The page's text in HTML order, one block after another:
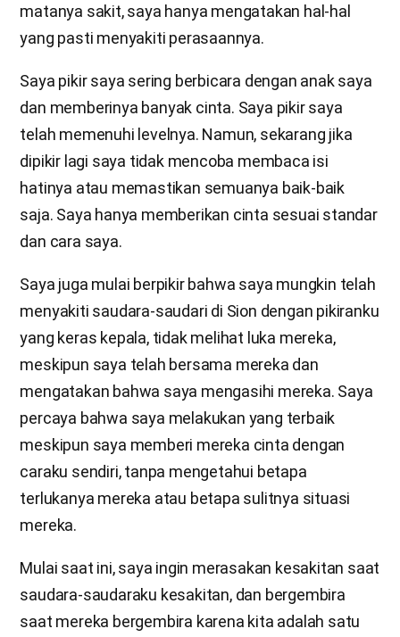
matanya sakit, saya hanya mengatakan hal-hal
yang pasti menyakiti perasaannya.
Saya pikir saya sering berbicara dengan anak saya
dan memberinya banyak cinta. Saya pikir saya
telah memenuhi levelnya. Namun, sekarang jika
dipikir lagi saya tidak mencoba membaca isi
hatinya atau memastikan semuanya baik-baik
saja. Saya hanya memberikan cinta sesuai standar
dan cara saya.
Saya juga mulai berpikir bahwa saya mungkin telah
menyakiti saudara-saudari di Sion dengan pikiranku
yang keras kepala, tidak melihat luka mereka,
meskipun saya telah bersama mereka dan
mengatakan bahwa saya mengasihi mereka. Saya
percaya bahwa saya melakukan yang terbaik
meskipun saya memberi mereka cinta dengan
caraku sendiri, tanpa mengetahui betapa
terlukanya mereka atau betapa sulitnya situasi
mereka.
Mulai saat ini, saya ingin merasakan kesakitan saat
saudara-saudaraku kesakitan, dan bergembira
saat mereka bergembira karena kita adalah satu